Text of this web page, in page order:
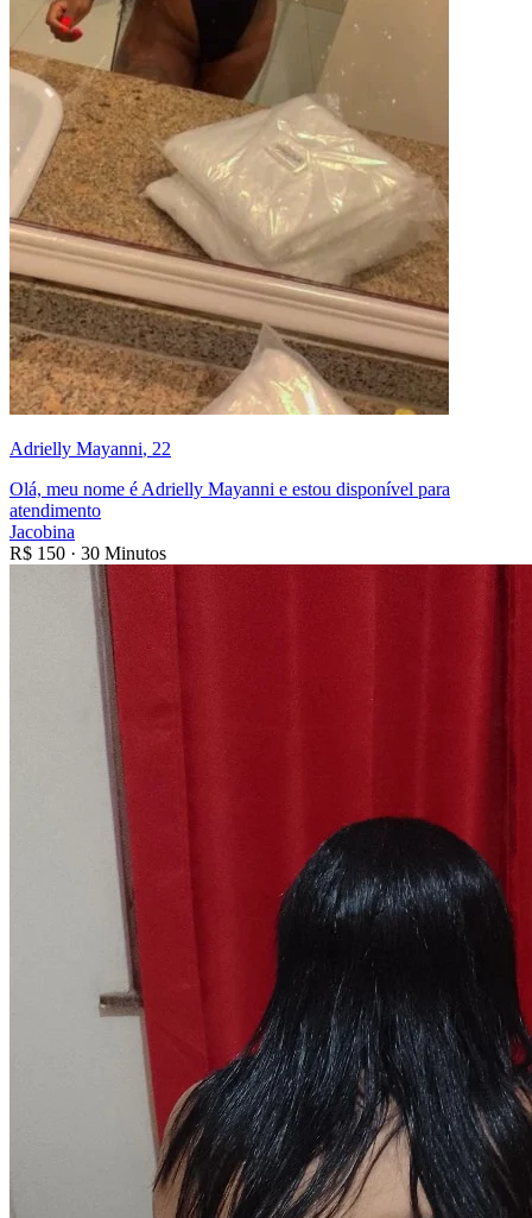
Adrielly Mayanni, 22
Olá, meu nome é Adrielly Mayanni e estou disponível para
atendimento
Jacobina
R$ 150 · 30 Minutos